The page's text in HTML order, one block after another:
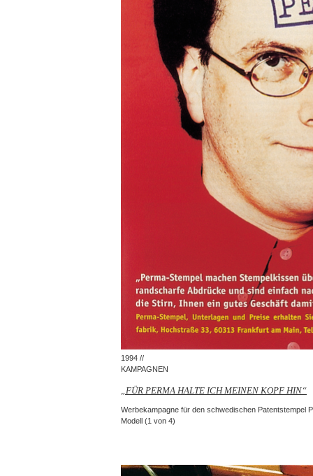
1994 //
KAMPAGNEN
„FÜR PERMA HALTE ICH MEINEN KOPF HIN“
Werbekampagne für den schwedischen Patentstempel
Modell (1 von 4)